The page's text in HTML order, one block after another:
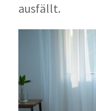
ausfällt.